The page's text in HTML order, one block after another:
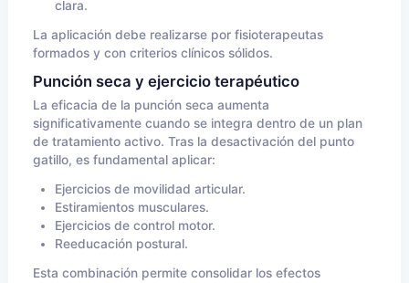
clara.
La aplicación debe realizarse por fisioterapeutas
formados y con criterios clínicos sólidos.
Punción seca y ejercicio terapéutico
La eficacia de la punción seca aumenta
significativamente cuando se integra dentro de un plan
de tratamiento activo. Tras la desactivación del punto
gatillo, es fundamental aplicar:
Ejercicios de movilidad articular.
Estiramientos musculares.
Ejercicios de control motor.
Reeducación postural.
Esta combinación permite consolidar los efectos